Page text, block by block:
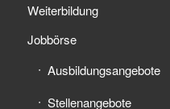
Weiterbildung
Jobbörse
Ausbildungsangebote
Stellenangebote